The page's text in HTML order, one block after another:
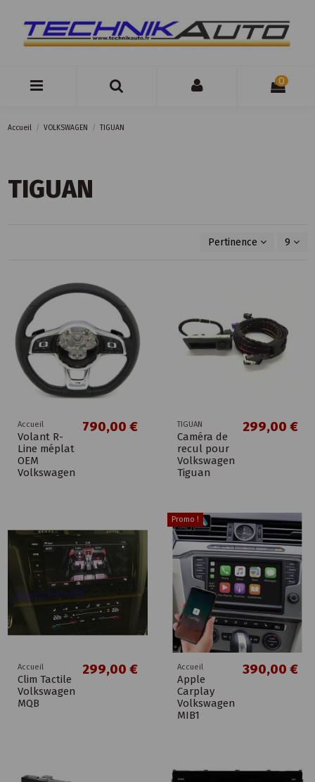
0
Accueil VOLKSWAGEN TIGUAN
TIGUAN
Pertinence 9
Accueil
Volant R-
Line méplat
OEM
Volkswagen
790,00 € TIGUAN
Caméra de
recul pour
Volkswagen
Tiguan
299,00 €
Accueil
Clim Tactile
Volkswagen
MQB
299,00 €
Promo !
Accueil
Apple
Carplay
Volkswagen
MIB1
390,00 €